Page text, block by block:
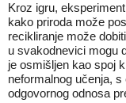
Kroz igru,
kako priroda može
recikliranje može
u svakodnevici mogu
je osmišljen kao spoj
neformalnog učenja,
odgovornog odnosa